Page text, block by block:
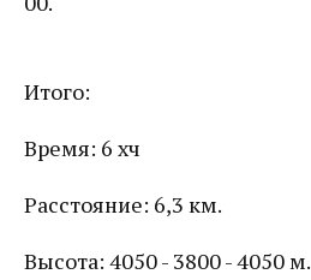
Итого:
Время: 6 хч
Расстояние: 6,3 км.
Высота: 4050 - 3800 - 4050 м.